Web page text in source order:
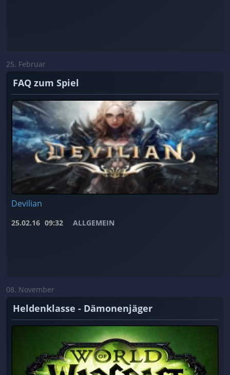
25. Februar
FAQ zum Spiel
Devilian
25.02.16 09:32 ALLGEMEIN
08. November
Heldenklasse - Dämonenjäger